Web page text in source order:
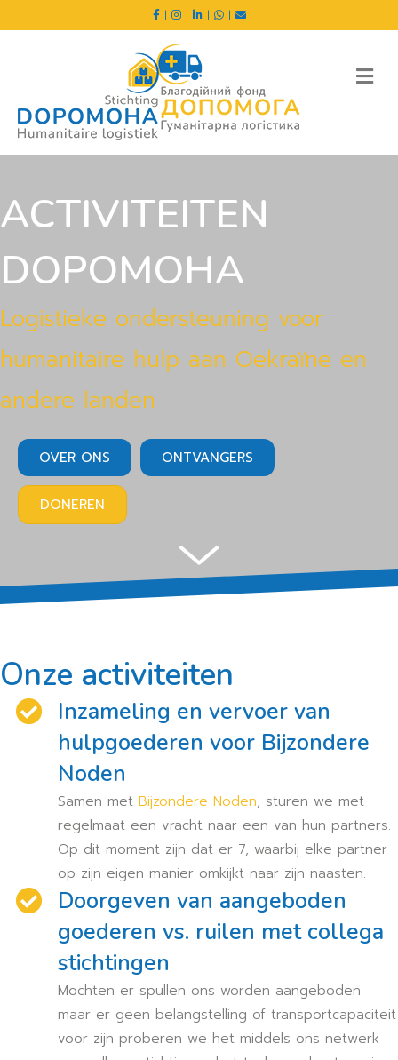
| | | |
ACTIVITEITEN
DOPOMOHA
Logistieke ondersteuning voor
humanitaire hulp aan Oekraïne en
andere landen
OVER ONS ONTVANGERS
DONEREN
Onze activiteiten
Inzameling en vervoer van
hulpgoederen voor Bijzondere
Noden
Samen met Bijzondere Noden, sturen we met
regelmaat een vracht naar een van hun partners.
Op dit moment zijn dat er 7, waarbij elke partner
op zijn eigen manier omkijkt naar zijn naasten.
Doorgeven van aangeboden
goederen vs. ruilen met collega
stichtingen
Mochten er spullen ons worden aangeboden
maar er geen belangstelling of transportcapaciteit
voor zijn proberen we het middels ons netwerk